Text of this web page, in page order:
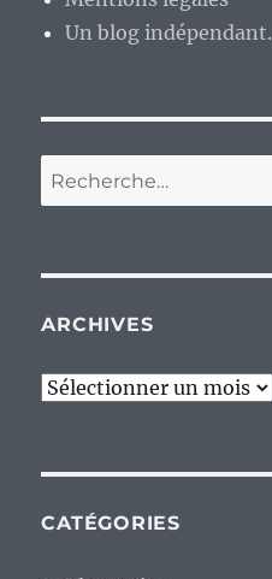
Un blog indépendant.
Recherche
pour :
ARCHIVES
Archives
CATÉGORIES